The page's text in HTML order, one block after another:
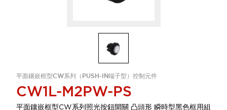
平面鑲嵌框型CW系列（PUSH-IN端子型）控制元件
CW1L-M2PW-PS
平面鑲嵌框型CW系列照光按鈕開關 凸頭形 瞬時型黑色框用組